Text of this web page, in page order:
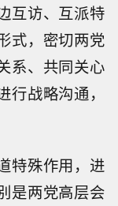
互访、互派特
式，密切两党
系、共同关心
战略沟通，
特殊作用，进
是两党高层会